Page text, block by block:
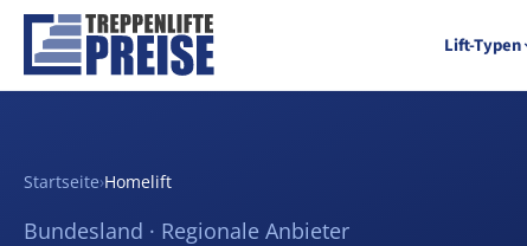
Lift-Typen
Startseite›Homelift
Bundesland · Regionale Anbieter